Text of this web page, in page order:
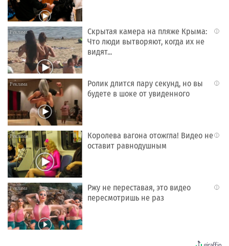
i
Скрытая камера на пляже Крыма:
Что люди вытворяют, когда их не
видят...
i
Ролик длится пару секунд, но вы
будете в шоке от увиденного
i
Королева вагона отожгла! Видео не
оставит равнодушным
i
Ржу не переставая, это видео
пересмотришь не раз